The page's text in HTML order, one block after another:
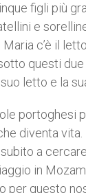
figli più
e
Maria c’è il
questi
letto e la
portoghesi
diventa
a
in
per questo